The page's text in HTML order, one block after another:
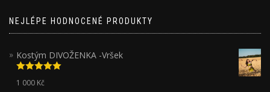
NEJLÉPE HODNOCENÉ PRODUKTY
Kostým DIVOŽENKA -Vršek
Hodnocení
5.00z 5
1 000 Kč